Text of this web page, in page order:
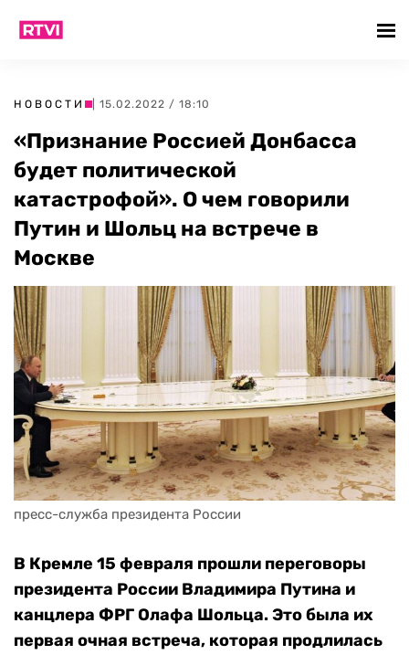
НОВОСТИ | 15.02.2022 / 18:10
«Признание Россией Донбасса
будет политической
катастрофой». О чем говорили
Путин и Шольц на встрече в
Москве
пресс-служба президента России
В Кремле 15 февраля прошли переговоры
президента России Владимира Путина и
канцлера ФРГ Олафа Шольца. Это была их
первая очная встреча, которая продлилась